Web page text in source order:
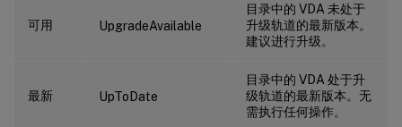
可用 UpgradeAvailable
目录中的 VDA 未处于
升级轨道的最新版本。
建议进行升级。
最新 UpToDate
目录中的 VDA 处于升
级轨道的最新版本。无
需执行任何操作。